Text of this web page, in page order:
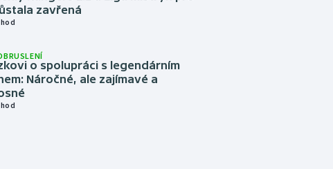
zavřená
o spolupráci s legendárním
Náročné, ale zajímavé a